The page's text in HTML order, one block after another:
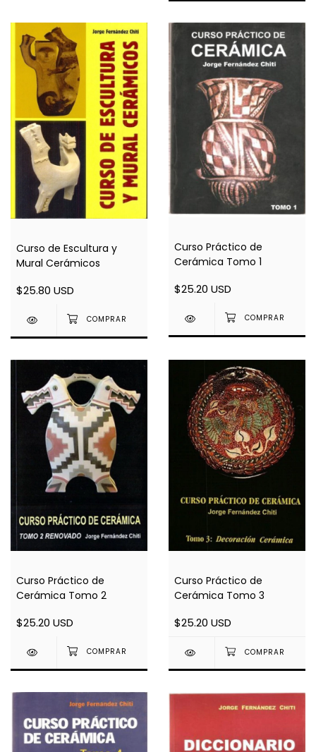
Curso de Escultura y
Mural Cerámicos
$25.80 USD
Curso Práctico de
Cerámica Tomo 1
$25.20 USD
Curso Práctico de
Cerámica Tomo 2
$25.20 USD
Curso Práctico de
Cerámica Tomo 3
$25.20 USD